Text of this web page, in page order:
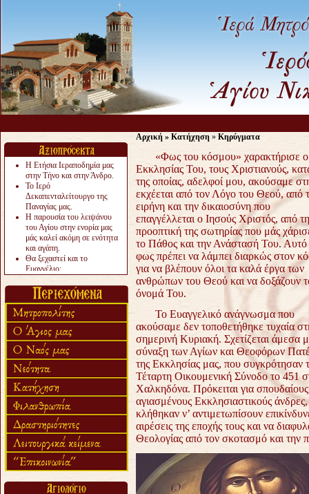
Η Ετήσια Ιεραποδημία μας
στην Τήνο και στην Άνδρο.
Το Ιερό
Δεκαπενταλείτουργο της
Παναγίας μας.
Η παρουσία του λειψάνου
του Αγίου στην ενορία μας
μάς καλεί ακόμη σε ενότητα
και αγάπη.
Θα ξεχαστεί και το
Ευαγγέλιο;
«πολύ αργά».
Ζητείται....
Αρχική » Κατήχηση » Κηρύγματα
«Φως του κόσμου» χαρακτήρισε ο
Εκκλησίας Του, τους Χριστιανούς,
της οποίας, αδελφοί μου, ακούσαμε
εκχέεται από τον Λόγο του Θεού, από
ειρήνη και την δικαιοσύνηπου
επαγγέλλεται ο Ιησούς Χριστός, από
προοπτική της σωτηρίαςπου μάς
το Πάθος και την Ανάστασή Του. Αυτό
φως πρέπει να λάμπει διαρκώς στον
για να βλέπουν όλοι τα καλά έργα των
ανθρώπων του Θεού και να δοξάζουν
όνομά Του.
Το Ευαγγελικό ανάγνωσμα που
ακούσαμε δεν τοποθετήθηκε τυχαία
σημερινή Κυριακή. Σχετίζεται άμεσα
σύναξη των Αγίων και Θεοφόρων
της Εκκλησίας μας, που συγκρότησαν
Τέταρτη Οικουμενική Σύνοδο το 451
Χαλκηδόνα. Πρόκειται για
αγιασμένους Εκκλησιαστικούς
κλήθηκαν ν’ αντιμετωπίσουν
αιρέσεις της εποχής τους και να
Θεολογίας από τον σκοτασμό και την